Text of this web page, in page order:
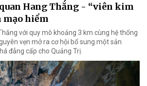
Hang Thắng - “viên kim
mạo hiểm
với quy mô khoảng 3 km cùng hệ thống
vẹn mở ra cơ hội bổ sung một sản
đẳng cấp cho Quảng Trị.